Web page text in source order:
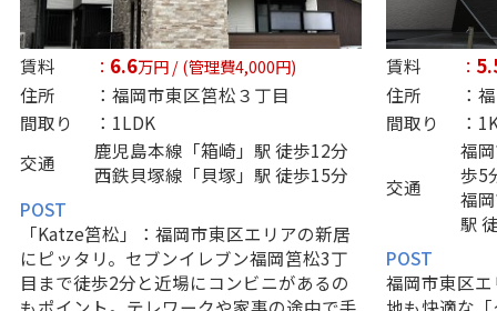
賃料 ： 6.6万円 / (管理費4,000円)
住所
：福岡市東区筥松３丁目
間取り
：1LDK
交通
鹿児島本線 「箱崎 」駅 徒歩12分
西鉄貝塚線 「貝塚 」駅 徒歩15分
POST
「Katze筥松」：福岡市東区エリアの新居
にピッタリ。セブンイレブン福岡筥松3丁
目まで徒歩2分と近場にコンビニがあるの
賃料 ：
住所
：
間取り
：
交通
福
歩5
福
駅
POST
福岡市東区